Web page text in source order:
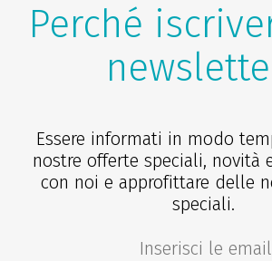
Perché
Essere informati in modo
nostre offerte speciali, novità
con noi e approfittare delle
speciali.